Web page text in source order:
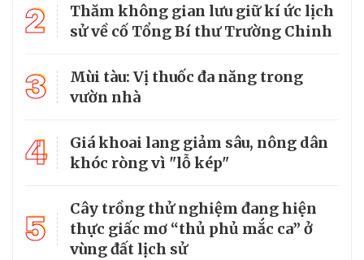
2
Thăm không gian lưu giữ kí ức lịch
sử về cố Tổng Bí thư Trường Chinh
3
Mùi tàu: Vị thuốc đa năng trong
vườn nhà
4
Giá khoai lang giảm sâu, nông dân
khóc ròng vì "lỗ kép"
5
Cây trồng thử nghiệm đang hiện
thực giấc mơ “thủ phủ mắc ca” ở
vùng đất lịch sử